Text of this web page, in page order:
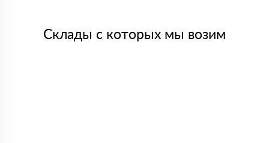
Склады с которых мы возим